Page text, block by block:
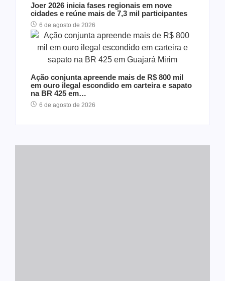
Joer 2026 inicia fases regionais em nove
cidades e reúne mais de 7,3 mil participantes
6 de agosto de 2026
Ação conjunta apreende mais de R$ 800 mil
em ouro ilegal escondido em carteira e sapato
na BR 425 em…
6 de agosto de 2026